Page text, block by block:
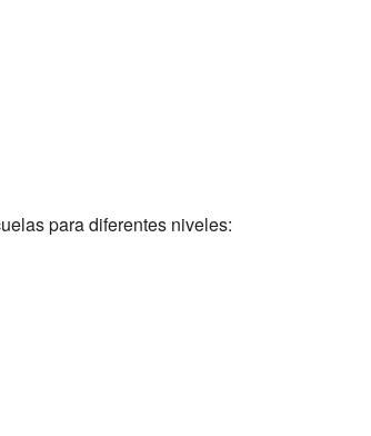
para diferentes niveles: